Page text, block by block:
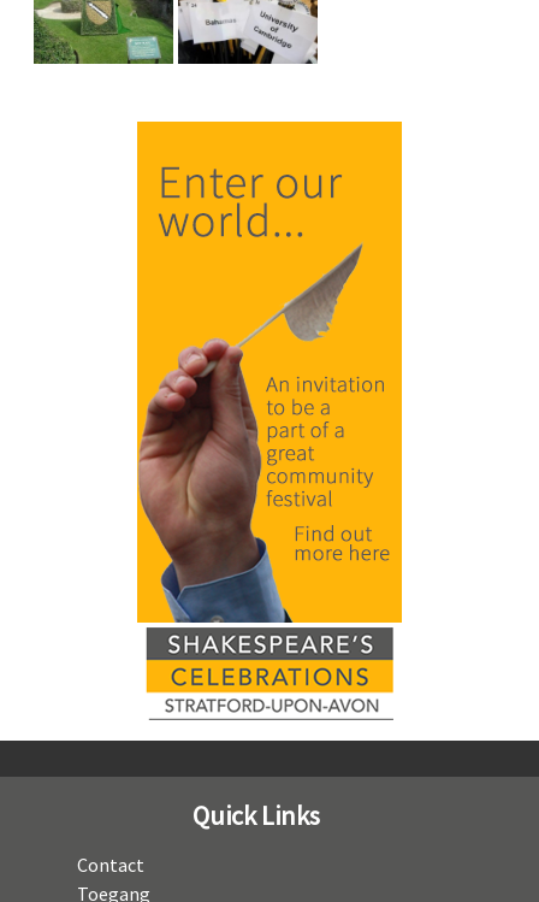
Quick Links
Contact
Toegang